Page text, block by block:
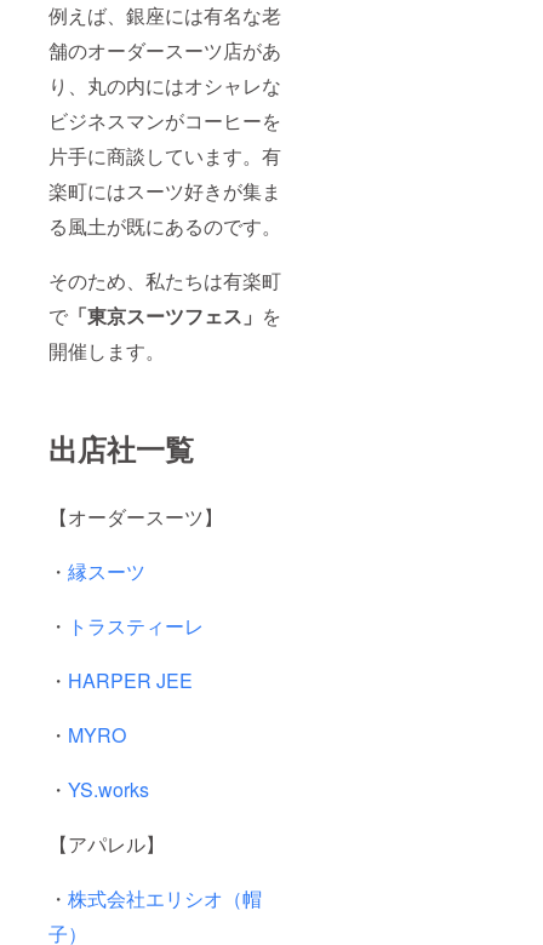
例えば、銀座には有名な老
舗のオーダースーツ店があ
り、丸の内にはオシャレな
ビジネスマンがコーヒーを
片手に商談しています。有
楽町にはスーツ好きが集ま
る風土が既にあるのです。
そのため、私たちは有楽町
で 「東京スーツフェス」 を
開催します。
出店社一覧
【オーダースーツ】
・ 縁スーツ
・ トラスティーレ
・ HARPER JEE
・ MYRO
・ YS.works
【アパレル】
・ 株式会社エリシオ（帽
子）